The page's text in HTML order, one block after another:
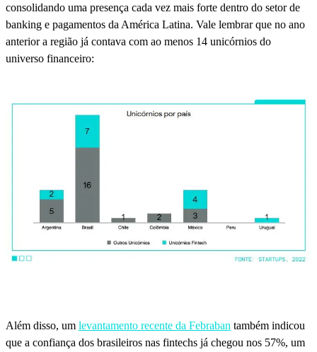
consolidando uma presença cada vez mais forte dentro do setor de
banking e pagamentos da América Latina. Vale lembrar que no ano
anterior a região já contava com ao menos 14 unicórnios do
universo financeiro:
Além disso, um levantamento recente da Febraban também indicou
que a confiança dos brasileiros nas fintechs já chegou nos 57%, um